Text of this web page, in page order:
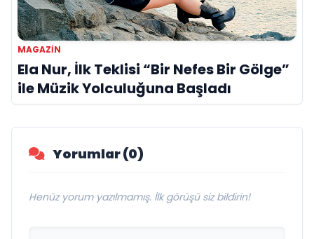
MAGAZIN
Ela Nur, İlk Teklisi “Bir Nefes Bir Gölge”
ile Müzik Yolculuğuna Başladı
Yorumlar (0)
Henüz yorum yazılmamış. İlk görüşü siz bildirin!